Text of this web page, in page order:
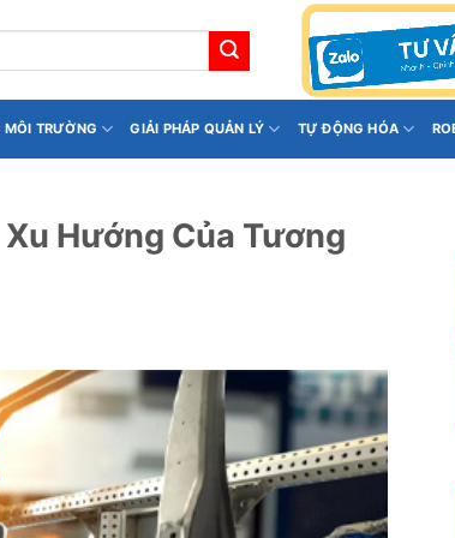
MÔI TRƯỜNG GIẢI PHÁP QUẢN LÝ TỰ ĐỘNG HÓA
Hướng Của Tương